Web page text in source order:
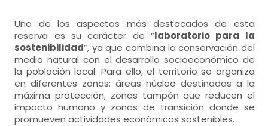
Uno de los aspectos más destacados de esta
reserva es su carácter de “laboratorio para la
sostenibilidad”, ya que combina la conservación del
medio natural con el desarrollo socioeconómico de
la población local. Para ello, el territorio se organiza
en diferentes zonas: áreas núcleo destinadas a la
máxima protección, zonas tampón que reducen el
impacto humano y zonas de transición donde se
promueven actividades económicas sostenibles.